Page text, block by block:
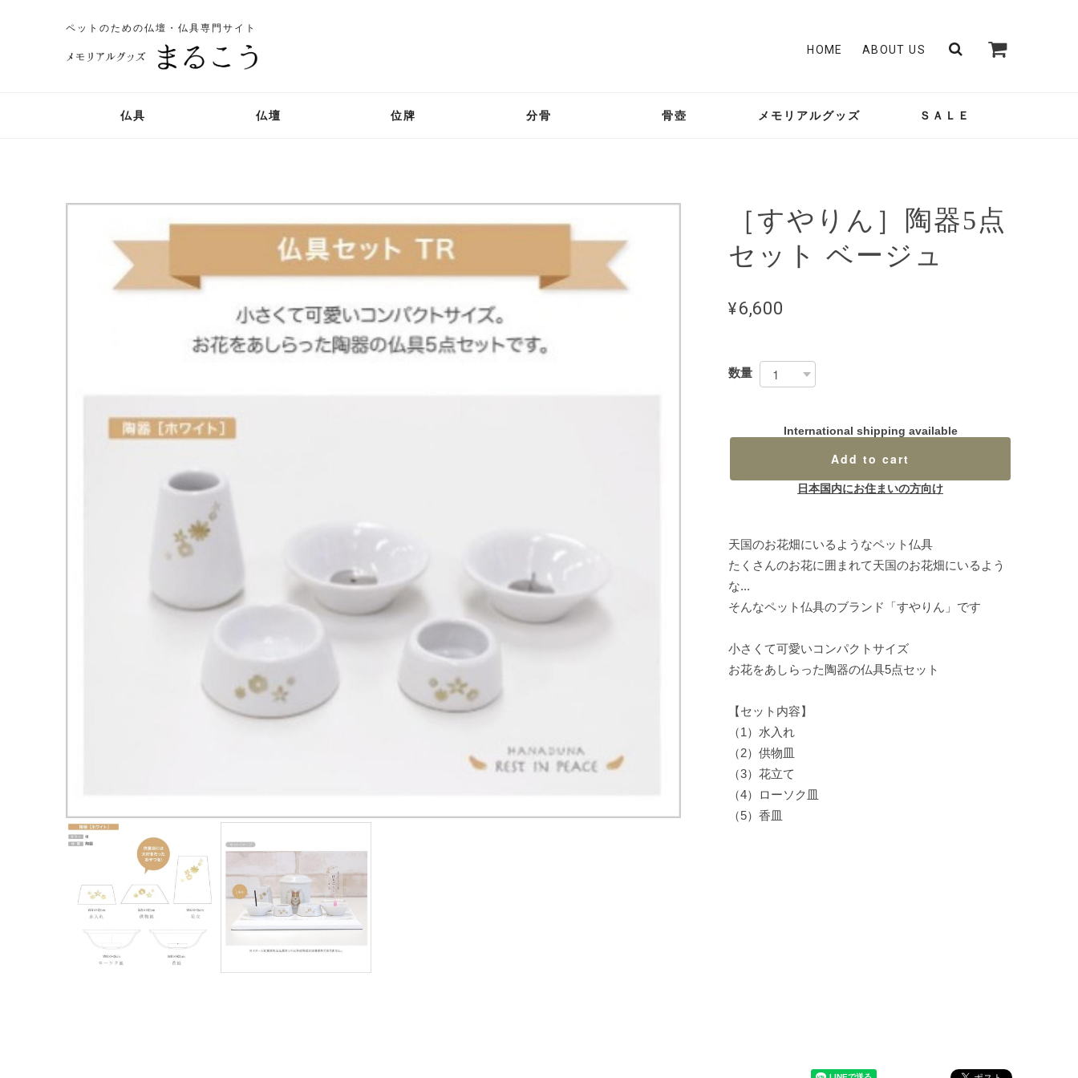
ペットのための仏壇・仏具専門サイト
HOME ABOUT US
仏具 仏壇 位牌 分骨 骨壺 メモリアルグッズ ＳＡＬＥ
［すやりん］陶器5点
セット ベージュ
¥6,600
数量
International shipping available
Add to cart
日本国内にお住まいの方向け
天国のお花畑にいるようなペット仏具
たくさんのお花に囲まれて天国のお花畑にいるよう
な...
そんなペット仏具のブランド「すやりん」です
小さくて可愛いコンパクトサイズ
お花をあしらった陶器の仏具5点セット
【セット内容】
（1）水入れ
（2）供物皿
（3）花立て
（4）ローソク皿
（5）香皿